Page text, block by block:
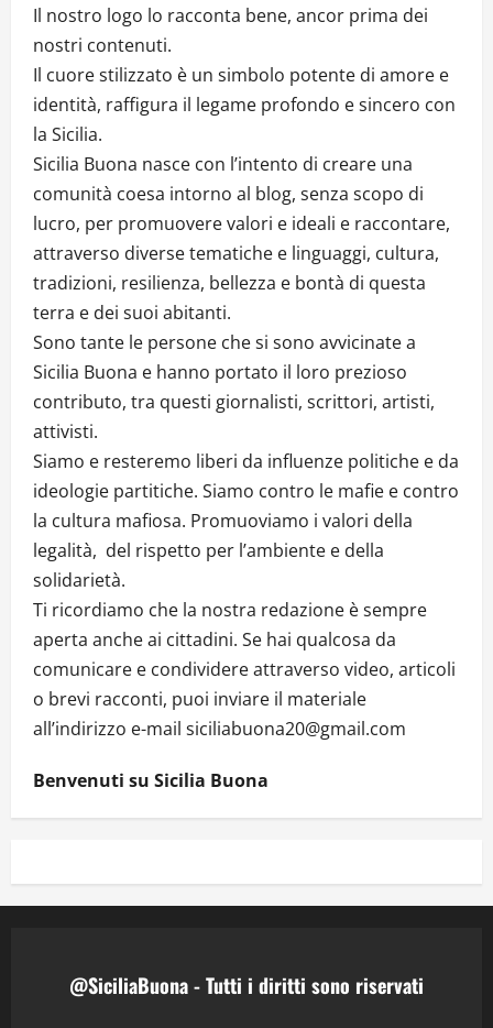
Il nostro logo lo racconta bene, ancor prima dei
nostri contenuti.
Il cuore stilizzato è un simbolo potente di amore e
identità, raffigura il legame profondo e sincero con
la Sicilia.
Sicilia Buona nasce con l’intento di creare una
comunità coesa intorno al blog, senza scopo di
lucro, per promuovere valori e ideali e raccontare,
attraverso diverse tematiche e linguaggi, cultura,
tradizioni, resilienza, bellezza e bontà di questa
terra e dei suoi abitanti.
Sono tante le persone che si sono avvicinate a
Sicilia Buona e hanno portato il loro prezioso
contributo, tra questi giornalisti, scrittori, artisti,
attivisti.
Siamo e resteremo liberi da influenze politiche e da
ideologie partitiche. Siamo contro le mafie e contro
la cultura mafiosa. Promuoviamo i valori della
legalità, del rispetto per l’ambiente e della
solidarietà.
Ti ricordiamo che la nostra redazione è sempre
aperta anche ai cittadini. Se hai qualcosa da
comunicare e condividere attraverso video, articoli
o brevi racconti, puoi inviare il materiale
all’indirizzo e-mail siciliabuona20@gmail.com
Benvenuti su Sicilia Buona
@SiciliaBuona - Tutti i diritti sono riservati